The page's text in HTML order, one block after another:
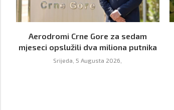
Aerodromi Crne Gore za sedam
mjeseci opslužili dva miliona putnika
Srijeda, 5 Augusta 2026,